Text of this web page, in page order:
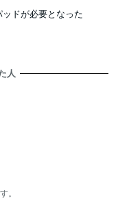
ドが必要となった
人
。